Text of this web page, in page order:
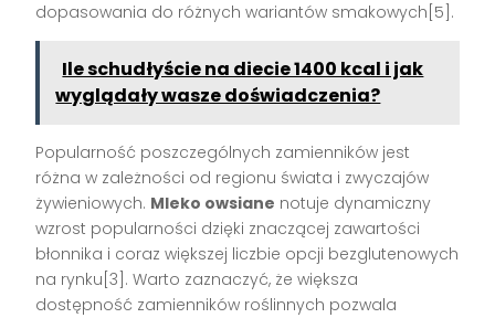
dopasowania do różnych wariantów smakowych[5].
Ile schudłyście na diecie 1400 kcal i jak
wyglądały wasze doświadczenia?
Popularność poszczególnych zamienników jest
różna w zależności od regionu świata i zwyczajów
żywieniowych. Mleko owsiane notuje dynamiczny
wzrost popularności dzięki znaczącej zawartości
błonnika i coraz większej liczbie opcji bezglutenowych
na rynku[3]. Warto zaznaczyć, że większa
dostępność zamienników roślinnych pozwala